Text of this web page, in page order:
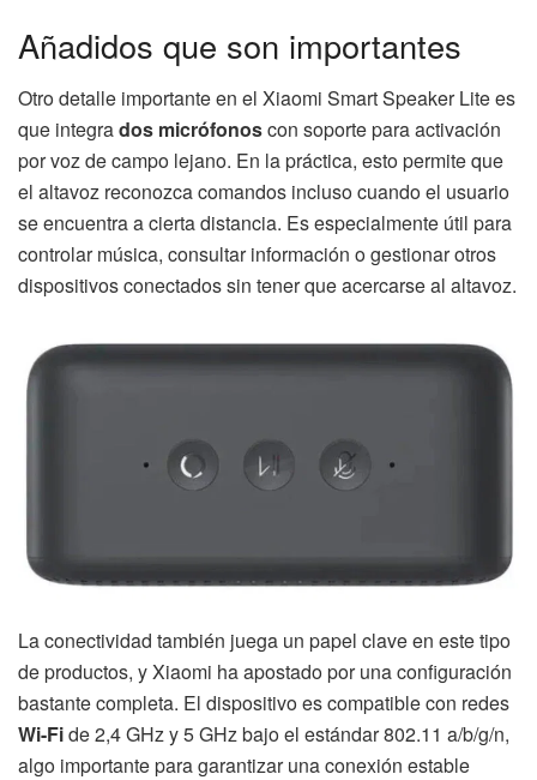
Añadidos que son importantes
Otro detalle importante en el Xiaomi Smart Speaker Lite es
que integrados micrófonoscon soporte para activación
por voz de campo lejano. En la práctica, esto permite que
el altavoz reconozca comandos incluso cuando el usuario
se encuentra a cierta distancia. Es especialmente útil para
controlar música, consultar información o gestionar otros
dispositivos conectados sin tener que acercarse al altavoz.
La conectividad también juega un papel clave en este tipo
de productos, y Xiaomi ha apostado por una configuración
bastante completa. El dispositivo es compatible con redes
Wi-Fide 2,4 GHz y 5 GHz bajo el estándar 802.11 a/b/g/n,
algo importante para garantizar una conexión estable